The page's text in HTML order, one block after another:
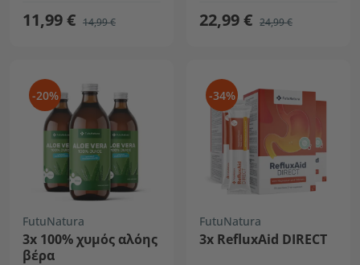
11,99 € 14,99 € 22,99 € 24,99 €
-20%
FutuNatura
3x 100% χυμός αλόης
βέρα
-34%
FutuNatura
3x RefluxAid DIRECT